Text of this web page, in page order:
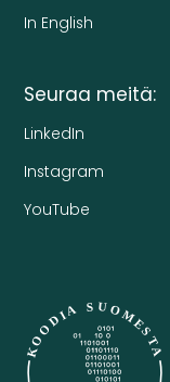
In English
Seuraa meitä:
LinkedIn
Instagram
YouTube